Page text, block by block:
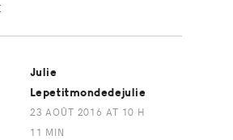
Julie
Lepetitmondedejulie
23 AOÛT 2016 AT 10 H
11 MIN